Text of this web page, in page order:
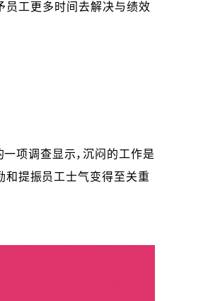
员工更多时间去解决与绩效
项调查显示，沉闷的工作是
和提振员工士气变得至关重